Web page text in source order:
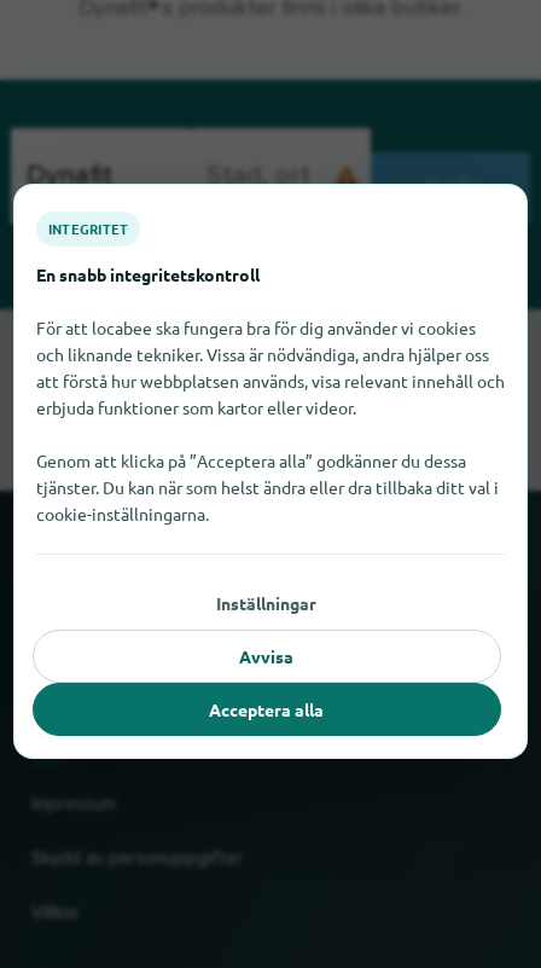
Dynafit®:s produkter finns i olika butiker.
SÖK
Tyvärr kan vi inte hitta Dynafit just nu. Om du vet var Dynafit
finns skulle vi bli glada om du meddelade oss det.
Om locabee
Partner
Juridiskt
INTEGRITET
En snabb integritetskontroll
För att locabee ska fungera bra för dig använder vi cookies
och liknande tekniker. Vissa är nödvändiga, andra hjälper oss
att förstå hur webbplatsen används, visa relevant innehåll och
erbjuda funktioner som kartor eller videor.
Genom att klicka på ”Acceptera alla” godkänner du dessa
tjänster. Du kan när som helst ändra eller dra tillbaka ditt val i
cookie-inställningarna.
Inställningar
Avvisa
Acceptera alla